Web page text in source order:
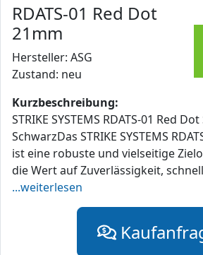
RDATS-01 Red Dot
21mm
Hersteller: ASG
Zustand: neu
Kurzbeschreibung:
STRIKE SYSTEMS RDATS-01 Red
SchwarzDas STRIKE SYSTEMS
ist eine robuste und vielseitige
die Wert auf Zuverlässigkeit,
...weiterlesen